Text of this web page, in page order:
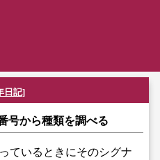
日記]
号から種類を調べる
ているときにそのシグナ